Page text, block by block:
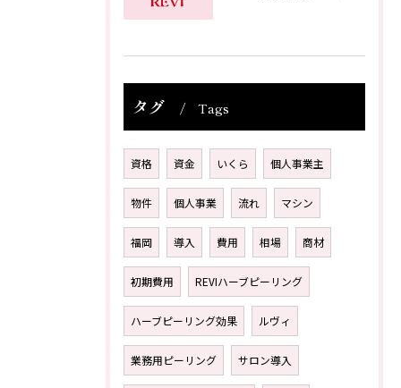
タグ Tags
資格 資金 いくら 個人事業主
物件 個人事業 流れ マシン
福岡 導入 費用 相場 商材
初期費用 REVIハーブピーリング
ハーブピーリング効果 ルヴィ
業務用ピーリング サロン導入